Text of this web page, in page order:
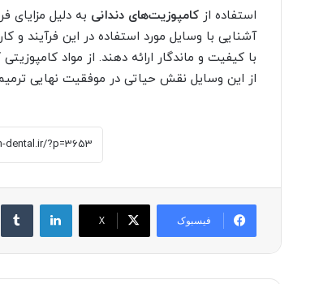
استفاده ازکامپوزیت‌های دندانی به دلیل مزایای
آشنایی با وسایل مورد استفاده در این فرآیند و
با کیفیت و ماندگار ارائه دهند. از مواد
از این وسایل نقش حیاتی در موفقیت نهایی
فیسبوک X
لینکدین